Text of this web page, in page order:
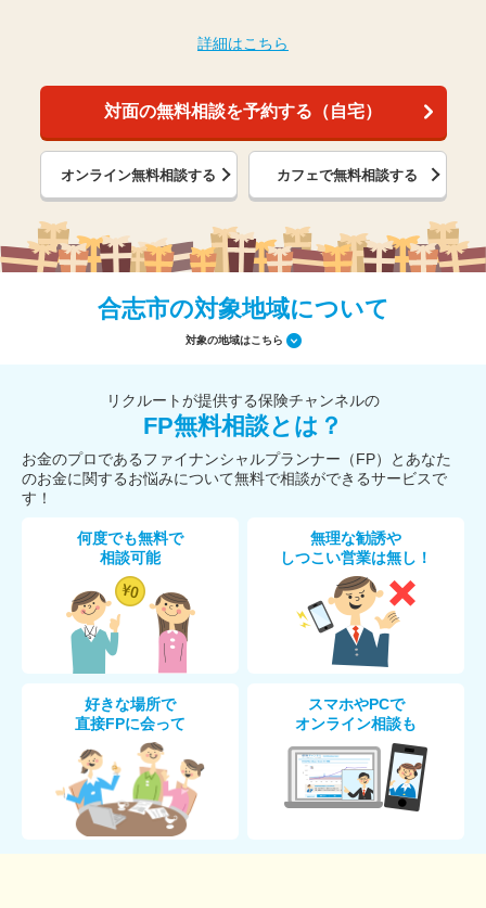
詳細はこちら
対面の無料相談を予約する（自宅）
オンライン無料相談する カフェで無料相談する
合志市の対象地域について
対象の地域はこちら
リクルートが提供する保険チャンネルの
FP無料相談とは？
お金のプロであるファイナンシャルプランナー（FP）とあなた
のお金に関するお悩みについて無料で相談ができるサービスで
す！
何度でも無料で
相談可能
無理な勧誘や
しつこい営業は無し！
好きな場所で
直接FPに会って
スマホやPCで
オンライン相談も